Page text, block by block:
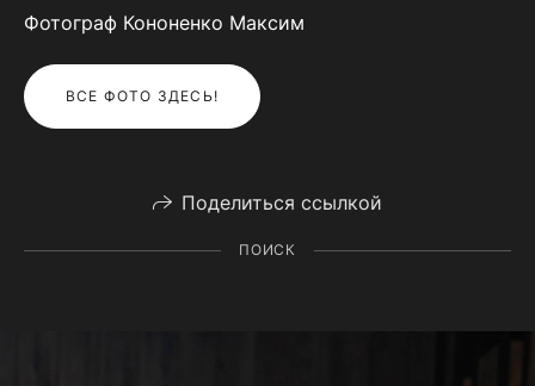
Фотограф Кононенко Максим
ВСЕ ФОТО ЗДЕСЬ!
Поделиться ссылкой
ПОИСК